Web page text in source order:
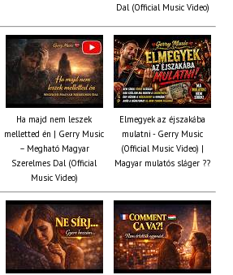
Dal (Official Music Video)
Ha majd nem leszek
melletted én | Gerry Music
– Megható Magyar
Szerelmes Dal (Official
Music Video)
Elmegyek az éjszakába
mulatni - Gerry Music
(Official Music Video) |
Magyar mulatós sláger ??